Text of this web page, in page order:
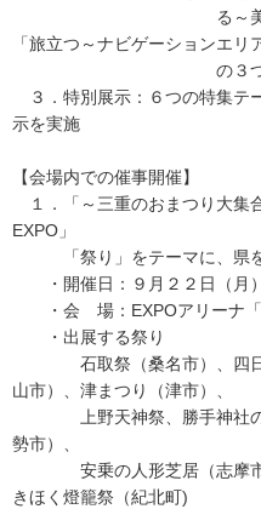
る～美し国みえ体
「旅立つ～ナビゲーションエリ
の３つのゾー
３．特別展示：６つの特集テ
示を実施
【会場内での催事開催】
１．「～三重のおまつり大集
EXPO」
「祭り」をテーマに、県を
・開催日：９月２２日（月）
・会 場：EXPOアリーナ「
・出展する祭り
石取祭（桑名市）、四日市
山市）、津まつり（津市）、
上野天神祭、勝手神社の
勢市）、
安乗の人形芝居（志摩市）
きほく燈籠祭（紀北町)